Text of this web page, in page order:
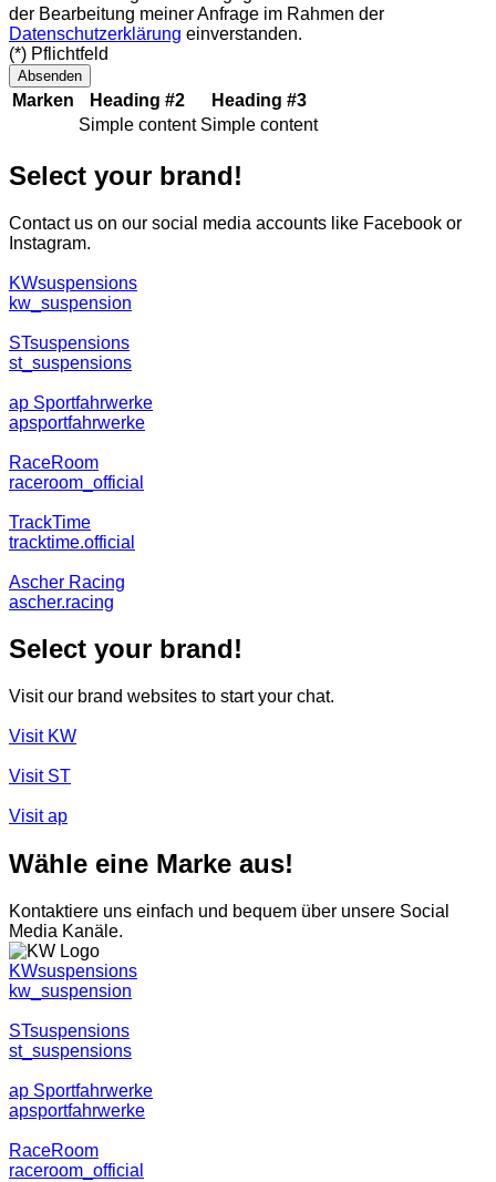
der Bearbeitung meiner Anfrage im Rahmen der
Datenschutzerklärung einverstanden.
(*) Pflichtfeld
Absenden
Marken Heading #2
Heading #3
Simple content Simple content
Select your brand!
Contact us on our social media accounts like Facebook or
Instagram.
KWsuspensions
kw_suspension
STsuspensions
st_suspensions
ap Sportfahrwerke
apsportfahrwerke
RaceRoom
raceroom_official
TrackTime
tracktime.official
Ascher Racing
ascher.racing
Select your brand!
Visit our brand websites to start your chat.
Visit KW
Visit ST
Visit ap
Wähle eine Marke aus!
Kontaktiere uns einfach und bequem über unsere Social
Media Kanäle.
KWsuspensions
kw_suspension
STsuspensions
st_suspensions
ap Sportfahrwerke
apsportfahrwerke
RaceRoom
raceroom_official